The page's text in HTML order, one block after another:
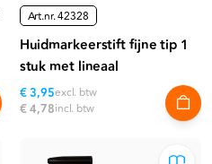
Art.nr.42328
Huidmarkeerstift fijne tip 1
stuk met lineaal
€ 3,95excl. btw
€ 4,78incl. btw